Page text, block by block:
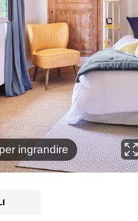
ingrandire